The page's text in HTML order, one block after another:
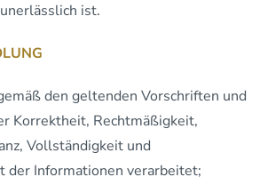
ist.
den geltenden Vorschriften und
Korrektheit, Rechtmäßigkeit,
Vollständigkeit und
der Informationen verarbeitet;